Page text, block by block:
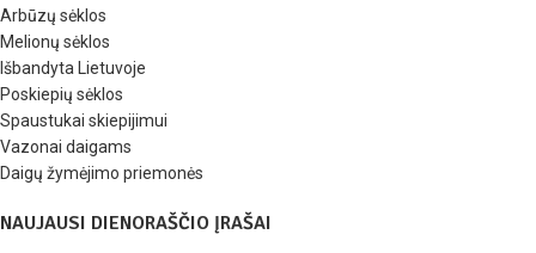
Arbūzų sėklos
Melionų sėklos
Išbandyta Lietuvoje
Poskiepių sėklos
Spaustukai skiepijimui
Vazonai daigams
Daigų žymėjimo priemonės
NAUJAUSI DIENORAŠČIO ĮRAŠAI